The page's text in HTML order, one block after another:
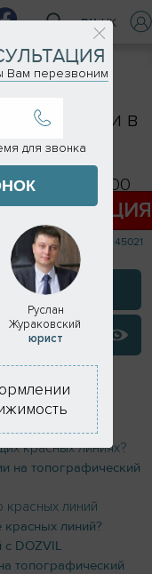
RU UK
план участка
на план
области в
обл - от 3 000
45021
красных линиях?
на топографический
линий
красных линий?
с DOZVIL
топографический
АКЦИЯ
Вам перезвоним
для звонка
Руслан
Жураковский
юрист